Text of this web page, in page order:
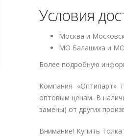
Условия
Москва и
МО Балашиха и МО
Более подробную
Компания «Оптипарт»
оптовым ценам. В
замены) от других
Внимание! Купить